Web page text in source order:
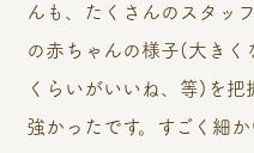
んも、たくさんのスタッ
の赤ちゃんの様子(大きく
くらいがいいね、等)を把
強かったです。すごく細